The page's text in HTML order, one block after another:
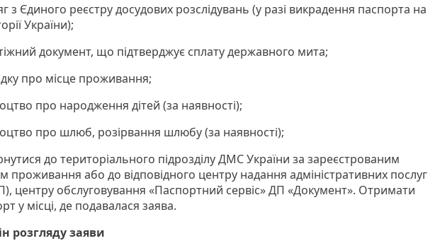
з Єдиного реєстру досудових розслідувань (у разі викрадення паспорта на
України);
документ, що підтверджує сплату державного мита;
про місце проживання;
про народження дітей (за наявності);
про шлюб, розірвання шлюбу (за наявності);
до територіального підрозділу ДМС України за зареєстрованим
проживання або до відповідного центру надання адміністративних послуг
центру обслуговування «Паспортний сервіс» ДП «Документ». Отримати
у місці, де подавалася заява.
розгляду заяви